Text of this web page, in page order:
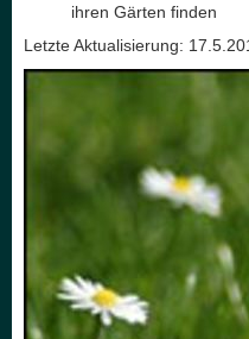
ihren Gärten finden
Letzte Aktualisierung: